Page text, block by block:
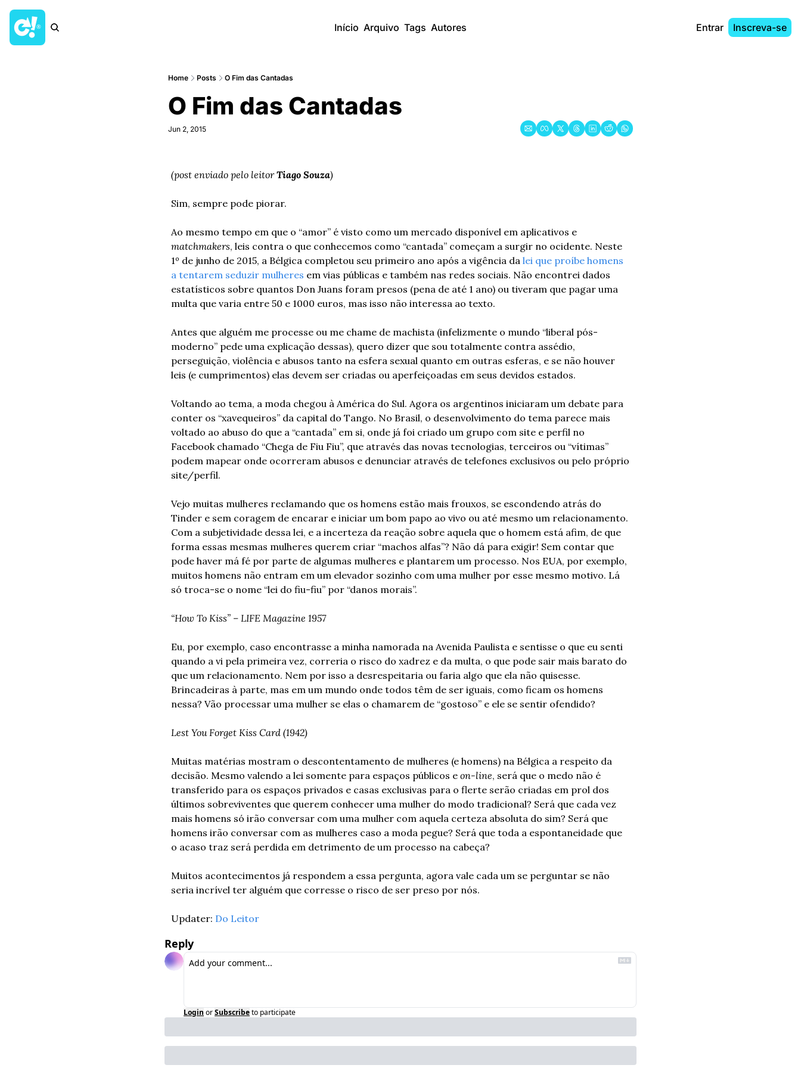
Início Arquivo Tags Autores Entrar Inscreva-se
Home Posts O Fim das Cantadas
O Fim das Cantadas
Jun 2, 2015
(post enviado pelo leitor Tiago Souza)
Sim, sempre pode piorar.
matchmakers, leis contra o que conhecemos como “cantada” começam a surgir no ocidente. Neste
1º de junho de 2015, a Bélgica completou seu primeiro ano após a vigência da lei que proíbe homens
a tentarem seduzir mulheres em vias públicas e também nas redes sociais. Não encontrei dados
estatísticos sobre quantos Don Juans foram presos (pena de até 1 ano) ou tiveram que pagar uma
multa que varia entre 50 e 1000 euros, mas isso não interessa ao texto.
Antes que alguém me processe ou me chame de machista (infelizmente o mundo “liberal pós-
moderno” pede uma explicação dessas), quero dizer que sou totalmente contra assédio,
perseguição, violência e abusos tanto na esfera sexual quanto em outras esferas, e se não houver
leis (e cumprimentos) elas devem ser criadas ou aperfeiçoadas em seus devidos estados.
Voltando ao tema, a moda chegou à América do Sul. Agora os argentinos iniciaram um debate para
conter os “xavequeiros” da capital do Tango. No Brasil, o desenvolvimento do tema parece mais
voltado ao abuso do que a “cantada” em si, onde já foi criado um grupo com site e perfil no
Facebook chamado “Chega de Fiu Fiu”, que através das novas tecnologias, terceiros ou “vítimas”
podem mapear onde ocorreram abusos e denunciar através de telefones exclusivos ou pelo próprio
site/perfil.
Vejo muitas mulheres reclamando que os homens estão mais frouxos, se escondendo atrás do
Tinder e sem coragem de encarar e iniciar um bom papo ao vivo ou até mesmo um relacionamento.
Com a subjetividade dessa lei, e a incerteza da reação sobre aquela que o homem está afim, de que
forma essas mesmas mulheres querem criar “machos alfas”? Não dá para exigir! Sem contar que
pode haver má fé por parte de algumas mulheres e plantarem um processo. Nos EUA, por exemplo,
muitos homens não entram em um elevador sozinho com uma mulher por esse mesmo motivo. Lá
só troca-se o nome “lei do fiu-fiu” por “danos morais”.
“How To Kiss” – LIFE Magazine 1957
Eu, por exemplo, caso encontrasse a minha namorada na Avenida Paulista e sentisse o que eu senti
quando a vi pela primeira vez, correria o risco do xadrez e da multa, o que pode sair mais barato do
que um relacionamento. Nem por isso a desrespeitaria ou faria algo que ela não quisesse.
Brincadeiras à parte, mas em um mundo onde todos têm de ser iguais, como ficam os homens
nessa? Vão processar uma mulher se elas o chamarem de “gostoso” e ele se sentir ofendido?
Lest You Forget Kiss Card (1942)
Muitas matérias mostram o descontentamento de mulheres (e homens) na Bélgica a respeito da
decisão. Mesmo valendo a lei somente para espaços públicos e on-line, será que o medo não é
transferido para os espaços privados e casas exclusivas para o flerte serão criadas em prol dos
últimos sobreviventes que querem conhecer uma mulher do modo tradicional? Será que cada vez
mais homens só irão conversar com uma mulher com aquela certeza absoluta do sim? Será que
homens irão conversar com as mulheres caso a moda pegue? Será que toda a espontaneidade que
o acaso traz será perdida em detrimento de um processo na cabeça?
Muitos acontecimentos já respondem a essa pergunta, agora vale cada um se perguntar se não
seria incrível ter alguém que corresse o risco de ser preso por nós.
Updater: Do Leitor
Reply
Login orSubscribeto participate